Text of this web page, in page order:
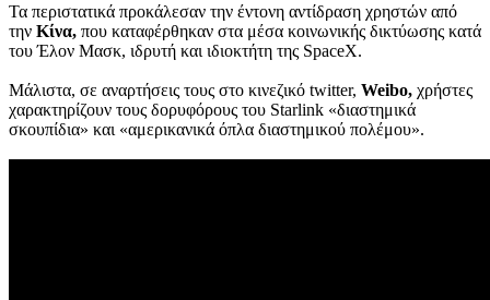
Τα περιστατικά προκάλεσαν την έντονη αντίδραση χρηστών από
την Κίνα, που καταφέρθηκαν στα μέσα κοινωνικής δικτύωσης κατά
του Έλον Μασκ, ιδρυτή και ιδιοκτήτη της SpaceX.
Μάλιστα, σε αναρτήσεις τους στο κινεζικό twitter, Weibo, χρήστες
χαρακτηρίζουν τους δορυφόρους του Starlink «διαστημικά
σκουπίδια» και «αμερικανικά όπλα διαστημικού πολέμου».